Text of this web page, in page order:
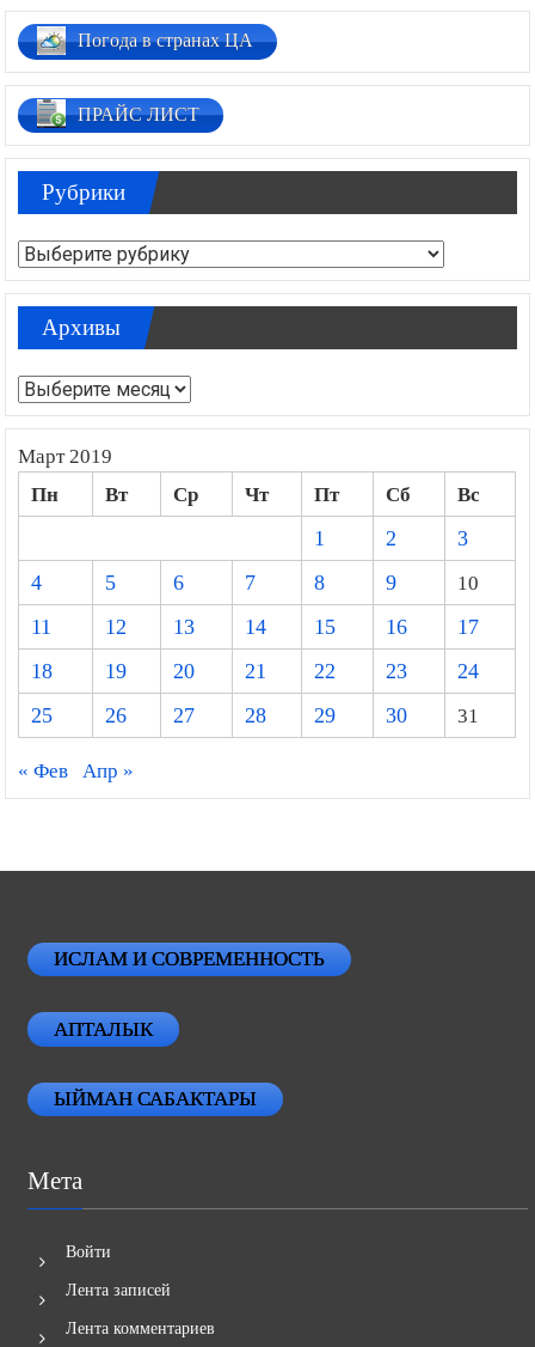
Погода в странах ЦА
ПРАЙС ЛИСТ
Рубрики
Рубрики
Архивы
Архивы
Март 2019
Пн Вт Ср Чт Пт Сб
Вс
1
2
3
4
5 6 7 8 9
10
11
12 13 14 15 16
17
18
19 20 21 22 23
24
25
26 27 28 29 30 31
« Фев Апр »
ИСЛАМ И СОВРЕМЕННОСТЬ
АПТАЛЫК
ЫЙМАН САБАКТАРЫ
Мета
Войти
Лента записей
Лента комментариев